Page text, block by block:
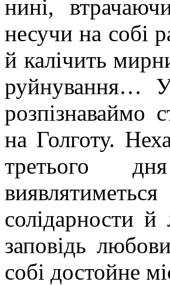
нині,
несучи на собі
й калічить
руйнування…
розпізнаваймо
на Голготу.
третього
солідарности
заповідь
собі достойне